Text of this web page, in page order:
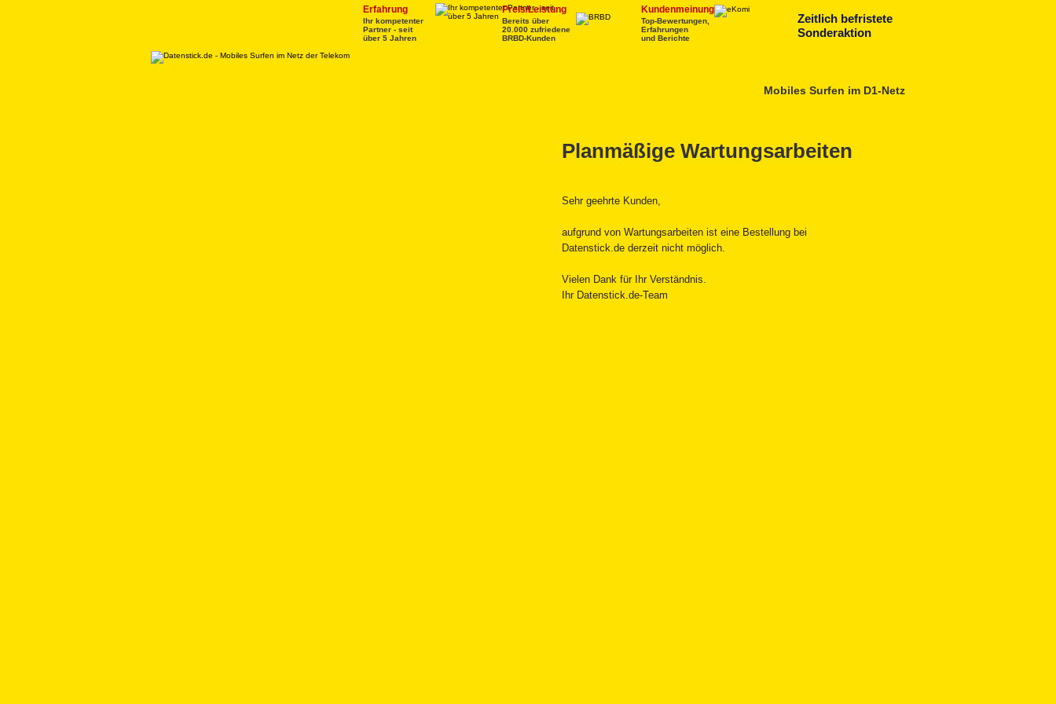
Mobiles Surfen im D1-Netz
Erfahrung
Ihr kompetenter
Partner - seit
über 5 Jahren
Preis/Leistung
Bereits über
20.000 zufriedene
BRBD-Kunden
Kundenmeinung
Top-Bewertungen,
Erfahrungen
und Berichte
Zeitlich befristete
Sonderaktion
Planmäßige Wartungsarbeiten
Sehr geehrte Kunden,
aufgrund von Wartungsarbeiten ist eine Bestellung bei
Datenstick.de derzeit nicht möglich.
Vielen Dank für Ihr Verständnis.
Ihr Datenstick.de-Team